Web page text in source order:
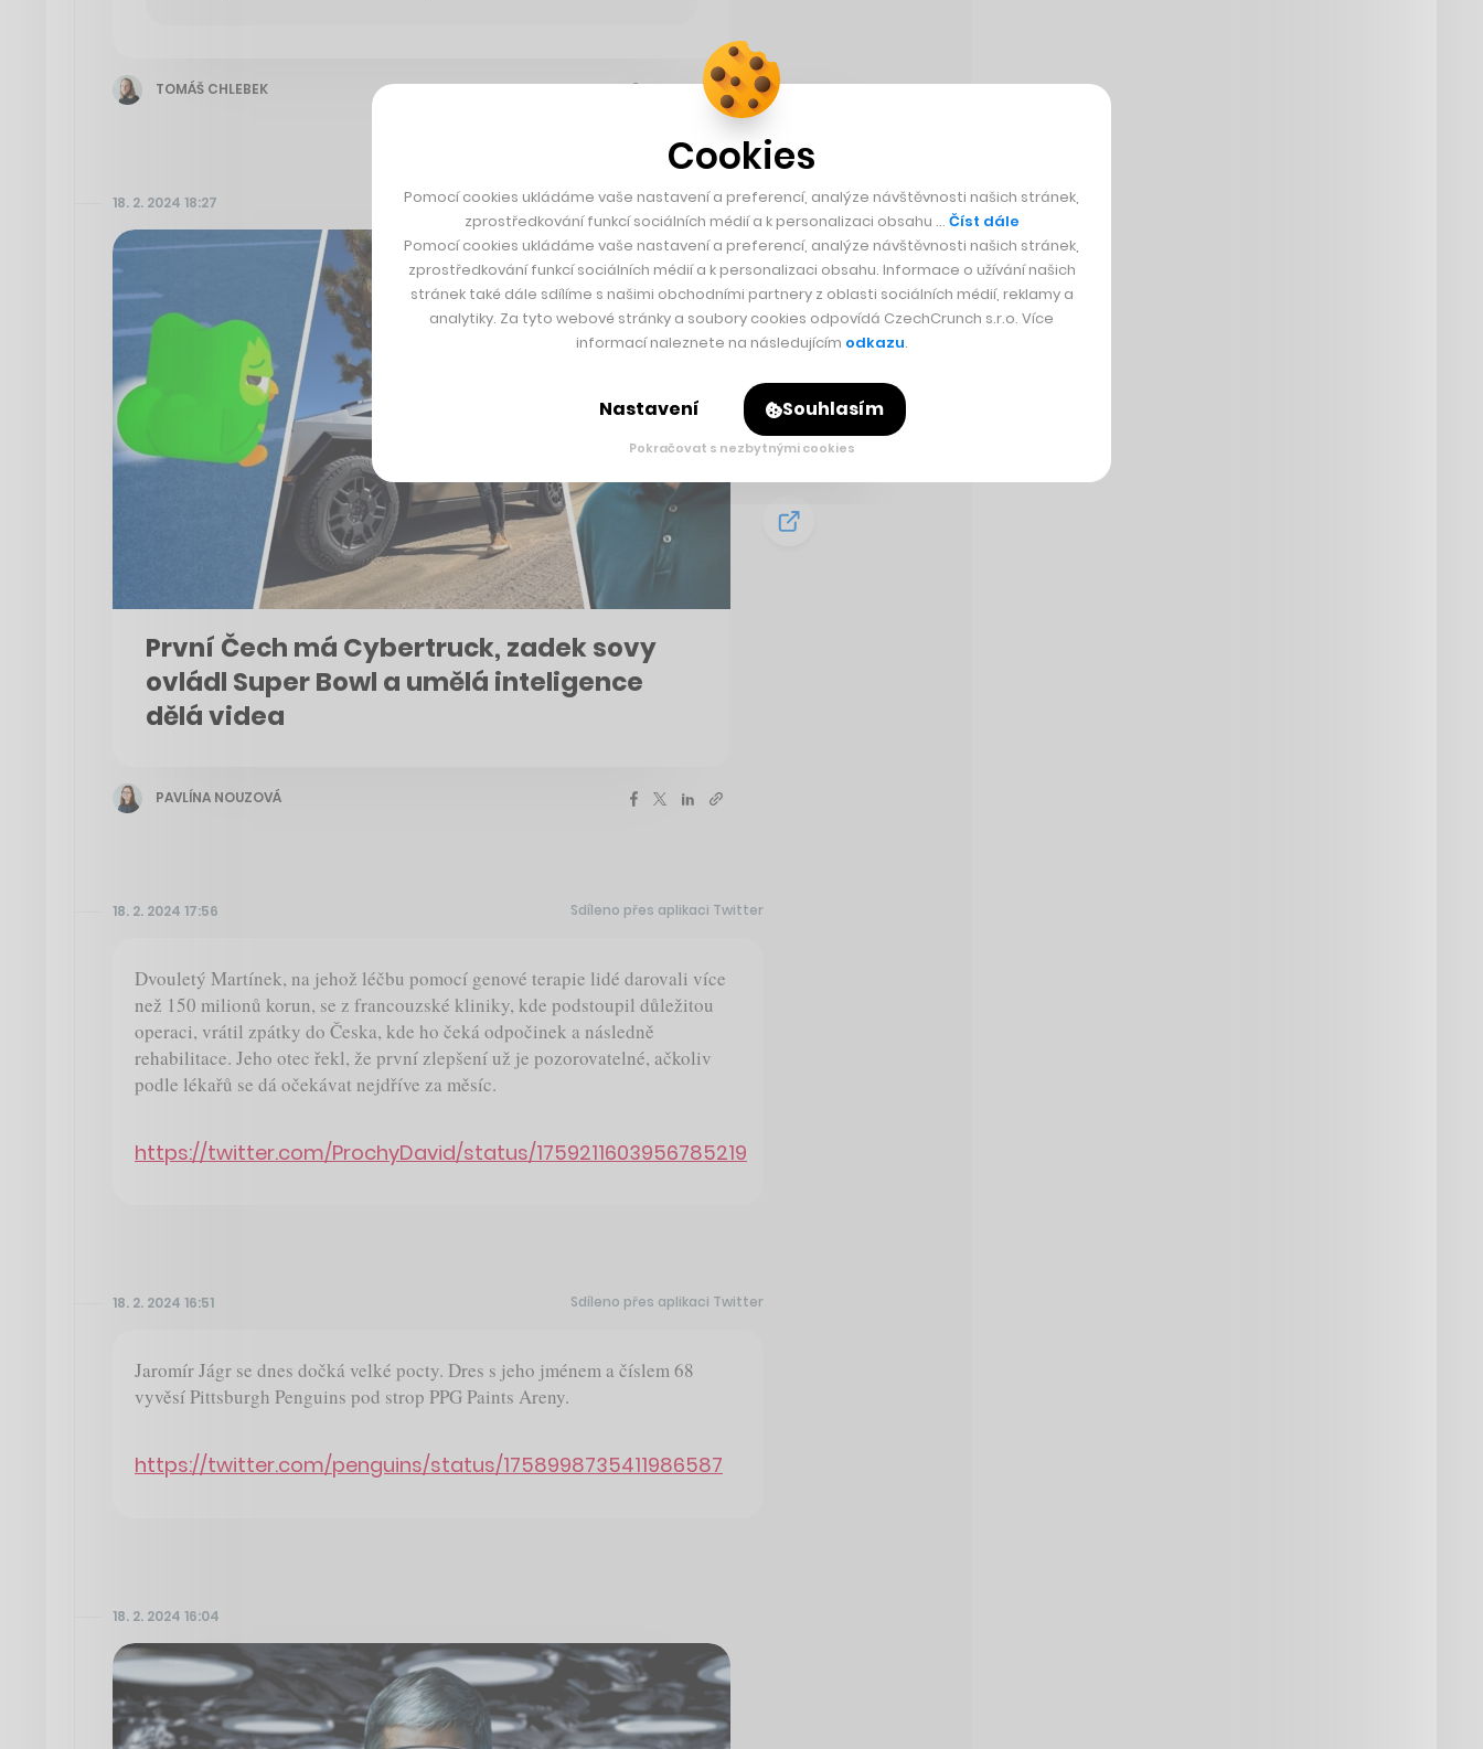
TOMÁŠ CHLEBEK
18. 2. 2024 18:27
První Čech má Cybertruck, zadek sovy
ovládl Super Bowl a umělá inteligence
dělá videa
PAVLÍNA NOUZOVÁ
18. 2. 2024 17:56 Sdíleno přes aplikaci Twitter
Dvouletý Martínek, na jehož léčbu pomocí genové terapie lidé darovali více
než 150 milionů korun, se z francouzské kliniky, kde podstoupil důležitou
operaci, vrátil zpátky do Česka, kde ho čeká odpočinek a následně
rehabilitace. Jeho otec řekl, že první zlepšení už je pozorovatelné, ačkoliv
podle lékařů se dá očekávat nejdříve za měsíc.
https://twitter.com/ProchyDavid/status/1759211603956785219
18. 2. 2024 16:51 Sdíleno přes aplikaci Twitter
Jaromír Jágr se dnes dočká velké pocty. Dres s jeho jménem a číslem 68
vyvěsí Pittsburgh Penguins pod strop PPG Paints Areny.
https://twitter.com/penguins/status/1758998735411986587
18. 2. 2024 16:04
Cookies
Pomocí cookies ukládáme vaše nastavení a preferencí, analýze návštěvnosti našich stránek,
zprostředkování funkcí sociálních médií a k personalizaci obsahu … Číst dále
Pomocí cookies ukládáme vaše nastavení a preferencí, analýze návštěvnosti našich stránek,
zprostředkování funkcí sociálních médií a k personalizaci obsahu. Informace o užívání našich
stránek také dále sdílíme s našimi obchodními partnery z oblasti sociálních médií, reklamy a
analytiky. Za tyto webové stránky a soubory cookies odpovídá CzechCrunch s.r.o. Více
informací naleznete na následujícím odkazu.
Nastavení Souhlasím
Pokračovat s nezbytnými cookies